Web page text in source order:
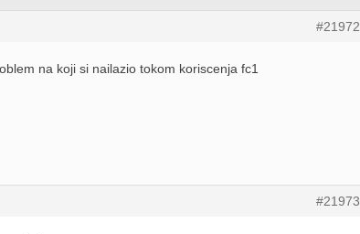
#21972
na koji si nailazio tokom koriscenja fc1
#21973